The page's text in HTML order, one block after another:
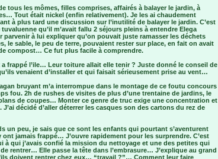
tous les mômes, filles comprises, affairés à balayer le jardin, à
Tout était nickel (enfin relativement). Je les ai chaudement
à plus tard une discussion sur l’inutilité de balayer le jardin. C’est
qu’il m’avait fallu 2 séjours pleins à entendre Elega
parvenir à lui expliquer qu’on pouvait juste ramasser les déchets
le sable, le peu de terre, pouvaient rester sur place, en fait on avait
compost… Ce fut plus facile à comprendre.
frappé l’ile… Leur toiture allait elle tenir ? Juste donné le conseil de
venaient d’installer et qui faisait sérieusement prise au vent…
bruyant m’a interrompue dans le montage de ce foutu concours
fou. 2h de rushes de visites de plus d’une trentaine de jardins, le
de coupes… Monter ce genre de truc exige une concentration et
J’ai décidé d’aller déterrer les casques son des cartons du rez de
un peu, je sais que ce sont les enfants qui pourtant s’aventurent
ont jamais frappé… J’ouvre rapidement pour les surprendre. C’est
à qui j’avais confié la mission du nettoyage et une des petites qui
rentrer… Elle passe la tête dans l’embrasure… J’explique au grand
doivent rentrer chez eux… “travail ?”… Comment leur faire